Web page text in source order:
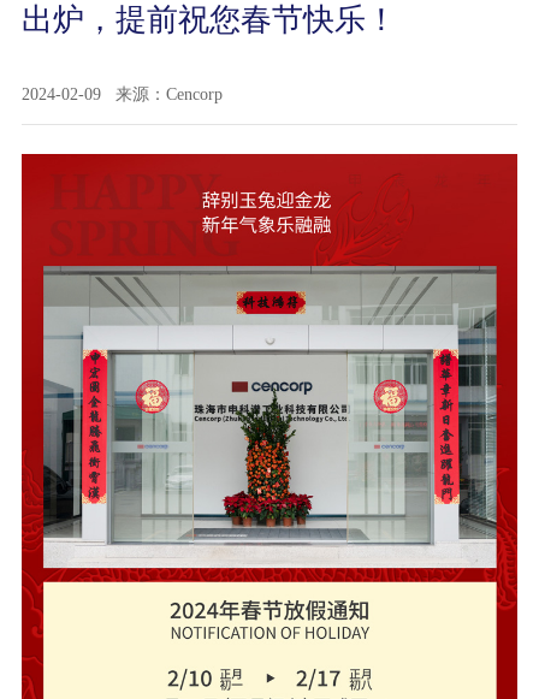
出炉，提前祝您春节快乐！
2024-02-09 来源：Cencorp